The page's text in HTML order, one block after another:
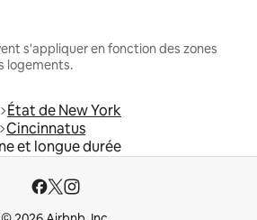
s'appliquer en fonction des zones
logements.
État de New York
Cincinnatus
et longue durée